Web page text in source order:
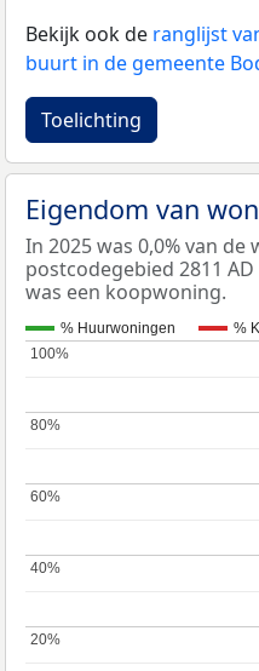
Bekijk ook de ranglijst
buurt in de gemeente
Toelichting
Eigendom van
In 2025 was 0,0% van
postcodegebied 2811
was een koopwoning.
% Huurwoningen %
20%
20%
40%
40%
60%
60%
80%
80%
100%
100%